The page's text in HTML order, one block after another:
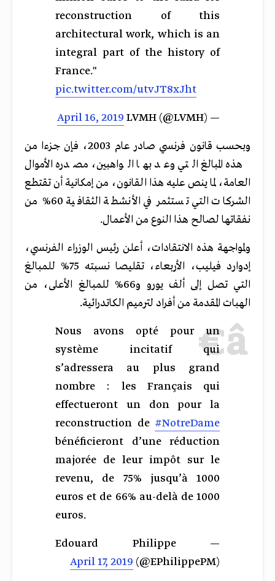
reconstruction of this
architectural work, which is an
integral part of the history of
France."
pic.twitter.com/utvJT8xJht
— LVMH (@LVMH)
April 16, 2019
وبحسب قانون فرنسي صادر عام 2003، فإن جزءا من
هذه المبالغ التي وعد بها الواهبين، مصدره الأموال
العامة، لما ينص عليه هذا القانون، من إمكانية أن تقتطع
الشركات التي تستثمر في الأنشطة الثقافية 60% من
نفقاتها لصالح هذا النوع من الأعمال.
ولمواجهة هذه الانتقادات، أعلن رئيس الوزراء الفرنسي،
إدوارد فيليب، الأربعاء، تقليصانسبته
للمبالغ
التي تصل إلى ألف يورو و66% للمبالغ الأعلى، من
الهبات المقدمة منأفراد لترميم الكاتدرائية.
Nous avons opté pour un
système incitatif qui
s’adressera au plus grand
nombre : les Français qui
effectueront un don pour la
reconstruction de #NotreDame
bénéficieront d’une réduction
majorée de leur impôt sur le
revenu, de 75% jusqu’à 1000
euros et de 66% au-delà de 1000
euros.
— Edouard Philippe
(@EPhilippePM)
April 17, 2019